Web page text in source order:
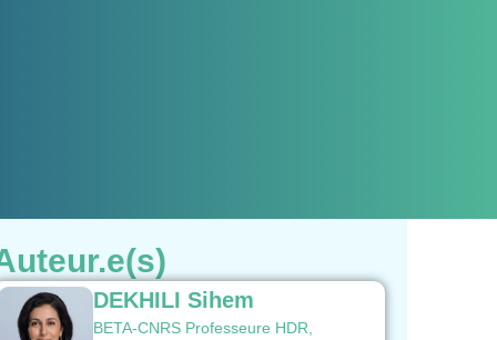
DEKHILI Sihem
BETA-CNRS Professeure HDR,